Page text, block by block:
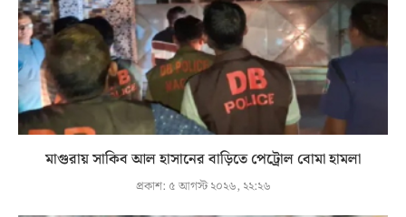
মাগুরায় সাকিব আল হাসানের বাড়িতে পেট্রোল বোমা হামলা
প্রকাশ: ৫ আগস্ট ২০২৬, ২২:২৬